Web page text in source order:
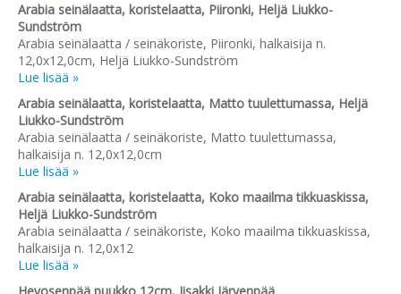
Arabia seinälaatta, koristelaatta, Piironki, Heljä Liukko-
Sundström
Arabia seinälaatta / seinäkoriste, Piironki, halkaisija n.
12,0x12,0cm, Heljä Liukko-Sundström
Lue lisää »
Arabia seinälaatta, koristelaatta, Matto tuulettumassa, Heljä
Liukko-Sundström
Arabia seinälaatta / seinäkoriste, Matto tuulettumassa,
halkaisija n. 12,0x12,0cm
Lue lisää »
Arabia seinälaatta, koristelaatta, Koko maailma tikkuaskissa,
Heljä Liukko-Sundström
Arabia seinälaatta / seinäkoriste, Koko maailma tikkuaskissa,
halkaisija n. 12,0x12
Lue lisää »